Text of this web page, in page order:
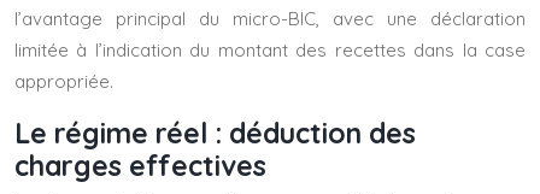
l’avantage principal du micro-BIC, avec une déclaration
limitée à l’indication du montant des recettes dans la case
appropriée.
Le régime réel : déduction des
charges effectives